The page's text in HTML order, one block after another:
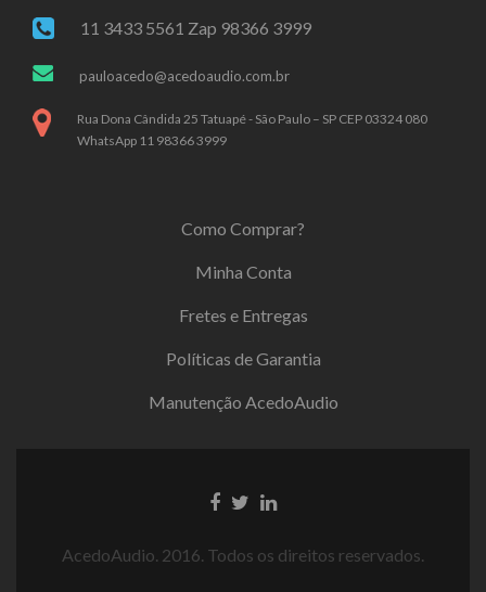
11 3433 5561 Zap 98366 3999
pauloacedo@acedoaudio.com.br
Rua Dona Cândida 25 Tatuapé - São Paulo – SP CEP 03324 080
WhatsApp 11 98366 3999
Como Comprar?
Minha Conta
Fretes e Entregas
Políticas de Garantia
Manutenção AcedoAudio
AcedoAudio. 2016. Todos os direitos reservados.